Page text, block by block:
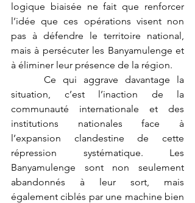
logique biaisée ne fait que renforcer
l’idée que ces opérations visent non
pas à défendre le territoire national,
mais à persécuter les Banyamulenge et
à éliminer leur présence de la région.
Ce qui aggrave davantage la
situation, c’est l’inaction de la
communauté internationale et des
institutions nationales face à
l’expansion clandestine de cette
répression systématique. Les
Banyamulenge sont non seulement
abandonnés à leur sort, mais
également ciblés par une machine bien